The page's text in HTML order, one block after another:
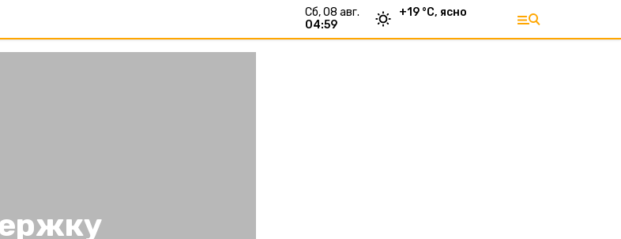
сб, 08 авг.
04:59
+19 °С, ясно